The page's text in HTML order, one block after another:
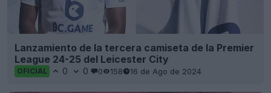
Lanzamiento de la tercera camiseta de la Premier
League 24-25 del Leicester City
OFICIAL 0 0 0 158 16 de Ago de 2024